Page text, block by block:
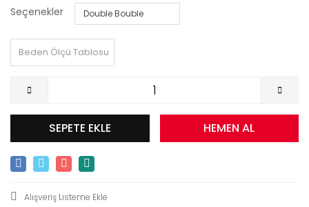
Seçenekler
Beden Ölçü Tablosu
SEPETE EKLE HEMEN AL